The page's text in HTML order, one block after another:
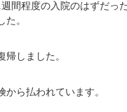
間程度の入院のはずだっ
。
帰しました。
ら払われています。